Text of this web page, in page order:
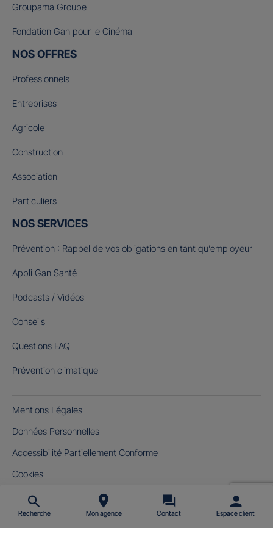
Recherche Mon agence Contact Espace client
Groupama Groupe
Fondation Gan pour le Cinéma
NOS OFFRES
Professionnels
Entreprises
Agricole
Construction
Association
Particuliers
NOS SERVICES
Prévention : Rappel de vos obligations en tant qu’employeur
Appli Gan Santé
Podcasts / Vidéos
Conseils
Questions FAQ
Prévention climatique
Mentions Légales
Données Personnelles
Accessibilité Partiellement Conforme
Cookies
Gérer mes cookies